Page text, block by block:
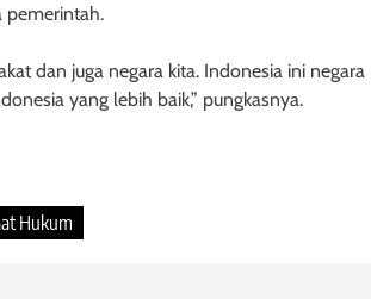
pemerintah.
dan juga negara kita. Indonesia ini negara
yang lebih baik,” pungkasnya.
Hukum